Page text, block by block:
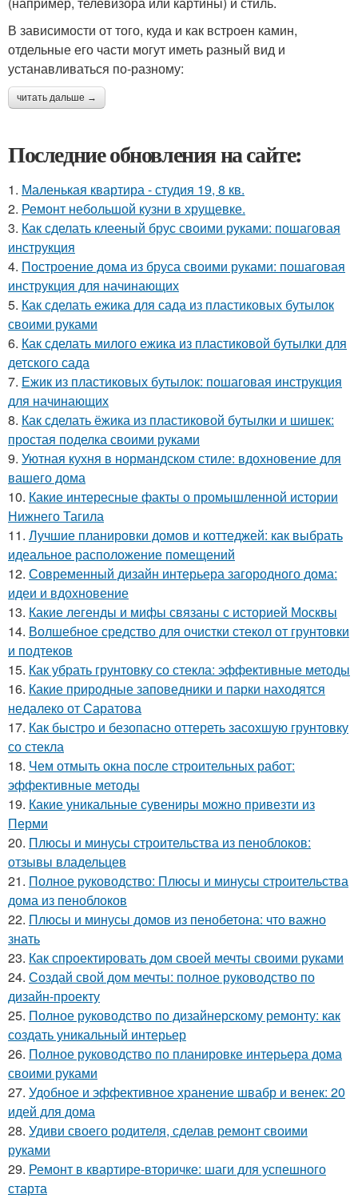
В зависимости от того, куда и как встроен камин,
отдельные его части могут иметь разный вид и
устанавливаться по-разному:
читать дальше →
Последние обновления на сайте:
1. Маленькая квартира - студия 19, 8 кв.
2. Ремонт небольшой кузни в хрущевке.
3. Как сделать клееный брус своими руками: пошаговая
инструкция
4. Построение дома из бруса своими руками: пошаговая
инструкция для начинающих
5. Как сделать ежика для сада из пластиковых бутылок
своими руками
6. Как сделать милого ежика из пластиковой бутылки для
детского сада
7. Ежик из пластиковых бутылок: пошаговая инструкция
для начинающих
8. Как сделать ёжика из пластиковой бутылки и шишек:
простая поделка своими руками
9. Уютная кухня в нормандском стиле: вдохновение для
вашего дома
10. Какие интересные факты о промышленной истории
Нижнего Тагила
11. Лучшие планировки домов и коттеджей: как выбрать
идеальное расположение помещений
12. Современный дизайн интерьера загородного дома:
идеи и вдохновение
13. Какие легенды и мифы связаны с историей Москвы
14. Волшебное средство для очистки стекол от грунтовки
и подтеков
15. Как убрать грунтовку со стекла: эффективные методы
16. Какие природные заповедники и парки находятся
недалеко от Саратова
17. Как быстро и безопасно оттереть засохшую грунтовку
со стекла
18. Чем отмыть окна после строительных работ:
эффективные методы
19. Какие уникальные сувениры можно привезти из
Перми
20. Плюсы и минусы строительства из пеноблоков:
отзывы владельцев
21. Полное руководство: Плюсы и минусы строительства
дома из пеноблоков
22. Плюсы и минусы домов из пенобетона: что важно
знать
23. Как спроектировать дом своей мечты своими руками
24. Создай свой дом мечты: полное руководство по
дизайн-проекту
25. Полное руководство по дизайнерскому ремонту: как
создать уникальный интерьер
26. Полное руководство по планировке интерьера дома
своими руками
27. Удобное и эффективное хранение швабр и венек: 20
идей для дома
28. Удиви своего родителя, сделав ремонт своими
руками
29. Ремонт в квартире-вторичке: шаги для успешного
старта